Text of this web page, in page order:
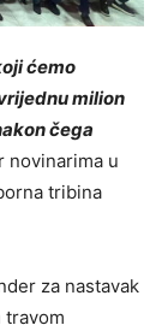
ćemo
milion
čega
novinarima u
tribina
za nastavak
travom